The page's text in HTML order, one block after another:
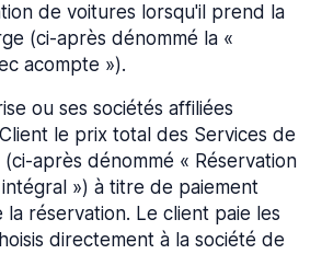
de voitures lorsqu'il prend la
(ci-après dénommé la «
acompte »).
ou ses sociétés affiliées
le prix total des Services de
après dénommé « Réservation
») à titre de paiement
la réservation. Le client paie les
directement à la société de